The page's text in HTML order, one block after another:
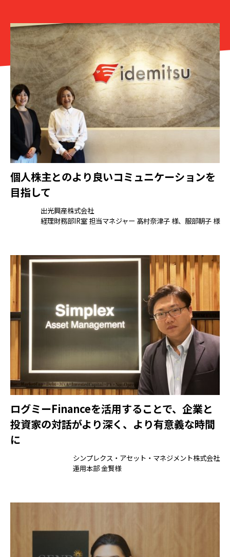
個人株主とのより良いコミュニケーションを
目指して
出光興産株式会社
経理財務部IR室 担当マネジャー 髙村奈津子 様、服部朝子 様
ログミーFinanceを活用することで、企業と
投資家の対話がより深く、より有意義な時間
に
シンプレクス・アセット・マネジメント株式会社
運用本部 金賢様